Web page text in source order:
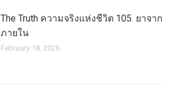
The Truth ความจริงแห่งชีวิต 105. ยาจาก
ภายใน
February 18, 2026